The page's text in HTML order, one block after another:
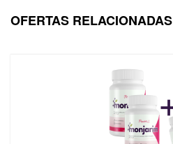
OFERTAS RELACIONADAS